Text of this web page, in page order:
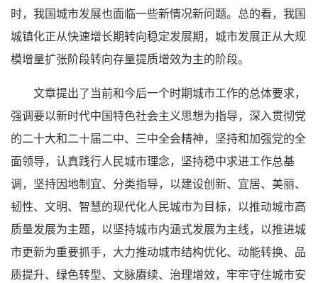
时，我国城市发展也面临一些新情况新问题。总的看，我国
城镇化正从快速增长期转向稳定发展期，城市发展正从大规
模增量扩张阶段转向存量提质增效为主的阶段。
文章提出了当前和今后一个时期城市工作的总体要求，
强调要以新时代中国特色社会主义思想为指导，深入贯彻党
的二十大和二十届二中、三中全会精神，坚持和加强党的全
面领导，认真践行人民城市理念，坚持稳中求进工作总基
调，坚持因地制宜、分类指导，以建设创新、宜居、美丽、
韧性、文明、智慧的现代化人民城市为目标，以推动城市高
质量发展为主题，以坚持城市内涵式发展为主线，以推进城
市更新为重要抓手，大力推动城市结构优化、动能转换、品
质提升、绿色转型、文脉赓续、治理增效，牢牢守住城市安